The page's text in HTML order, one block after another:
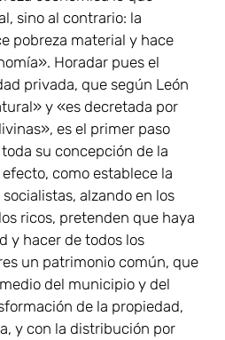
sino al contrario: la
pobreza material y hace
Horadar pues el
privada, que según León
y «es decretada por
es el primer paso
su concepción de la
como establece la
alzando en los
ricos, pretenden que haya
y hacer de todos los
un patrimonio común, que
del municipio y del
de la propiedad,
y con la distribución por